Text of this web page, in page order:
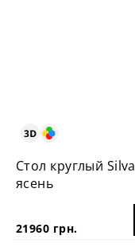
Стол круглый Silva
ясень
21960 грн.